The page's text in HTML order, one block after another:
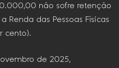
não sofre retenção
Renda das Pessoas Físicas
cento).
de 2025,